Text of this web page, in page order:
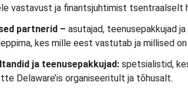
vastavust ja finantsjuhtimist tsentraalselt
partnerid – asutajad, teenusepakkujad
kes mille eest vastutab ja millised on
ja teenusepakkujad: spetsialistid,
Delaware’is organiseeritult ja tõhusalt.